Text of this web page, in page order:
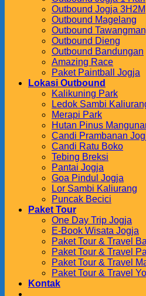
Outbound Jogja 3H2M
Outbound Magelang
Outbound
Outbound Dieng
Outbound Bandungan
Amazing Race
Paket Paintball Jogja
Lokasi Outbound
Kalikuning Park
Ledok Sambi
Merapi Park
Hutan Pinus
Candi Prambanan
Candi Ratu Boko
Tebing Breksi
Pantai Jogja
Goa Pindul Jogja
Lor Sambi Kaliurang
Puncak Becici
Paket Tour
One Day Trip Jogja
E-Book Wisata Jogja
Paket Tour & Travel
Paket Tour & Travel
Paket Tour & Travel
Paket Tour & Travel
Kontak